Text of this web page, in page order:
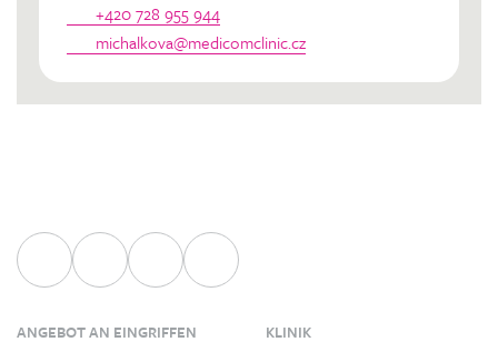
+420 728 955 944
michalkova@medicomclinic.cz
ANGEBOT AN EINGRIFFEN KLINIK